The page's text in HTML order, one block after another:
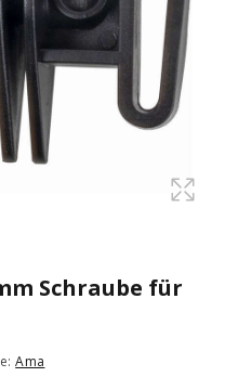
Schraube für
Ama